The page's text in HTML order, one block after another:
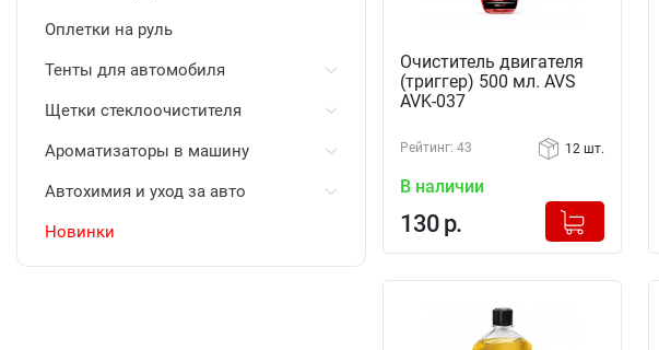
Оплетки на руль
Тенты для автомобиля
Щетки стеклоочистителя
Ароматизаторы в машину
Автохимия и уход за авто
Новинки
Очиститель двигателя
(триггер) 500 мл. AVS
AVK-037
Рейтинг: 43 12 шт.
В наличии
130 р.
+
Добавлено в корзину